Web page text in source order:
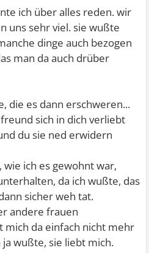
ich über alles reden. wir
uns sehr viel. sie wußte
dinge auch bezogen
man da auch drüber
die es dann erschweren...
sich in dich verliebt
du sie ned erwidern
ich es gewohnt war,
da ich wußte, das
sicher weh tat.
andere frauen
mich da einfach nicht mehr
ja wußte, sie liebt mich.